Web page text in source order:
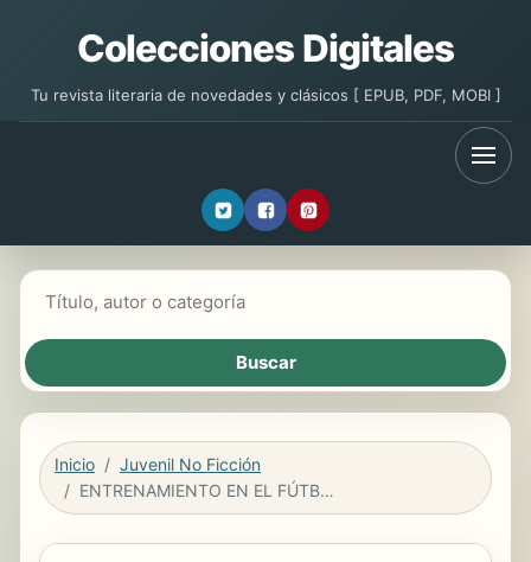
Colecciones Digitales
Tu revista literaria de novedades y clásicos [ EPUB, PDF, MOBI ]
Inicio
Juvenil No Ficción
ENTRENAMIENTO EN EL FÚTBOL BASE